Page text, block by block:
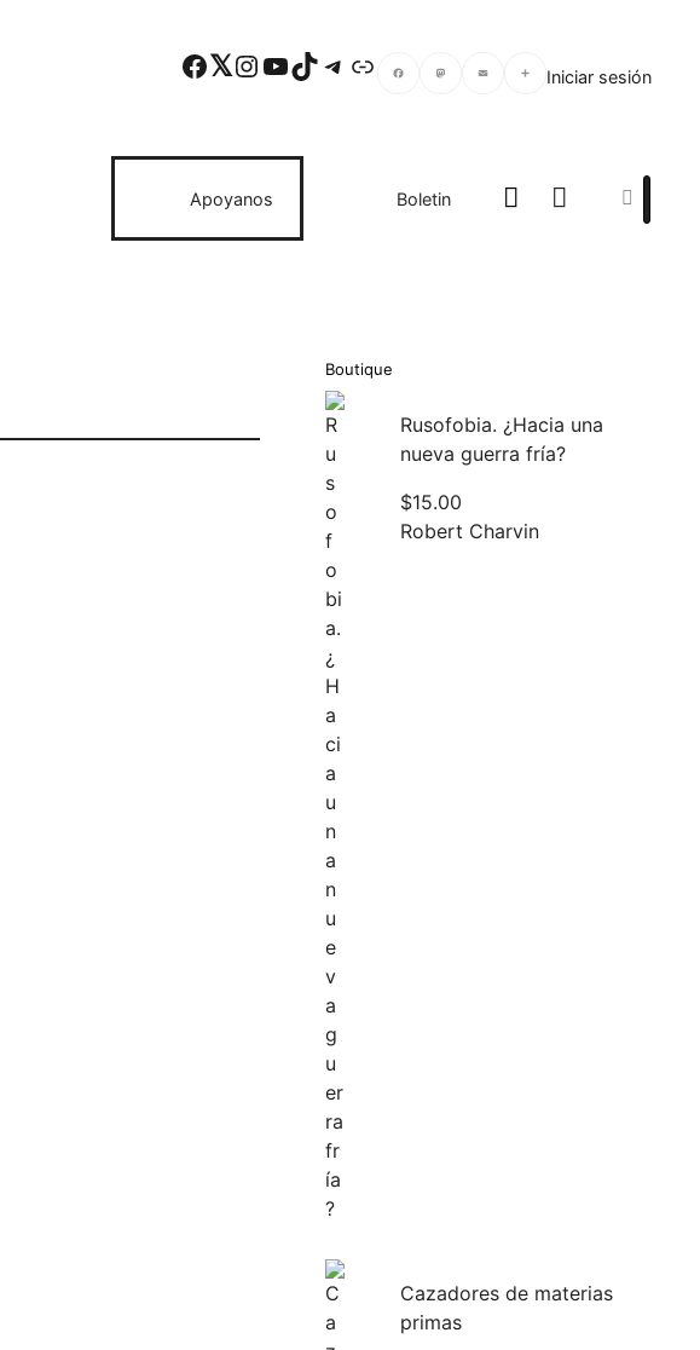
Facebook Twitter Instagram YouTube TikTok Telegram Enlace Iniciar sesión
Apoyanos Boletin
Boutique
Rusofobia. ¿Hacia una
nueva guerra fría?
$15.00
Robert Charvin
Cazadores de materias
primas